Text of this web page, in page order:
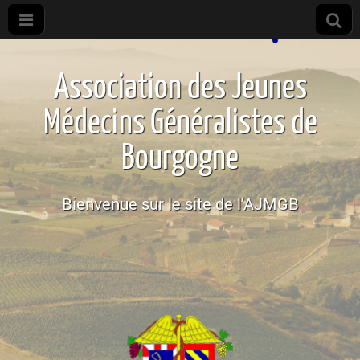
Association
internes de
médecine
générale de
Bourgogne
Association des Jeunes
Médecins Généralistes de
Bourgogne
Bienvenue sur le site de l'AJMGB